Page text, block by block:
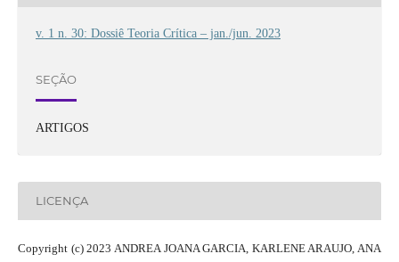
v. 1 n. 30: Dossiê Teoria Crítica – jan./jun. 2023
SEÇÃO
ARTIGOS
LICENÇA
Copyright (c) 2023 ANDREA JOANA GARCIA, KARLENE ARAUJO, ANA